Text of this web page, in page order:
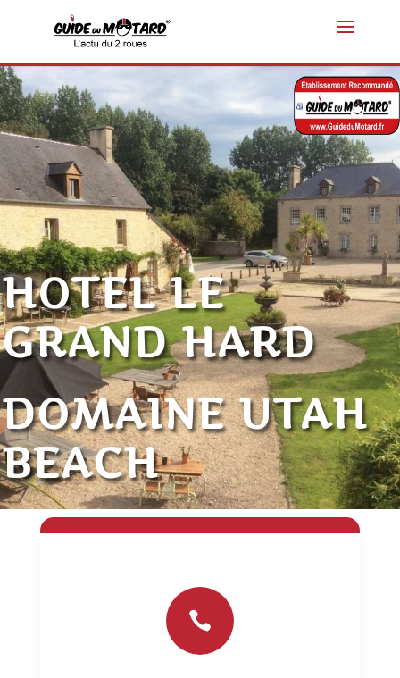
HOTEL LE
GRAND HARD
DOMAINE UTAH
BEACH
